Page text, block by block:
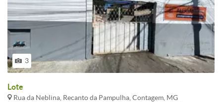
3
Lote
Rua da Neblina, Recanto da Pampulha, Contagem, MG